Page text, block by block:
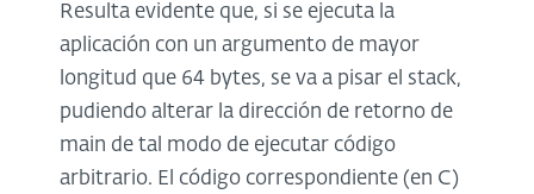
Resulta evidente que, si se ejecuta la
aplicación con un argumento de mayor
longitud que 64 bytes, se va a pisar el stack,
pudiendo alterar la dirección de retorno de
main de tal modo de ejecutar código
arbitrario. El código correspondiente (en C)